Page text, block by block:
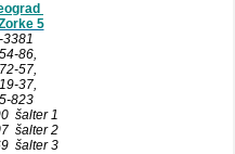
5
3381
86,
57,
37,
823
šalter 1
šalter 2
šalter 3